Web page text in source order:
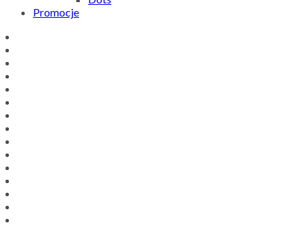
Promocje